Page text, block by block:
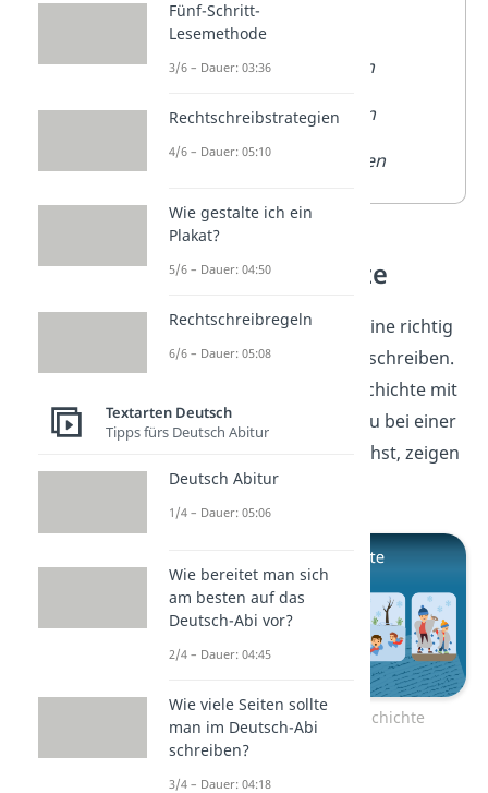
rennen
trödeln
huschen
Bildergeschichte
Super, du kannst jetzt eine richtig
spannende Geschichte schreiben.
Möchtest du deine Geschichte mit
Bildern erzählen? Wie du bei einer
vorgehst, zeigen
wir dir hier!
Zum Video: Bildergeschichte
Fünf-Schritt-
Lesemethode
3/6 – Dauer: 03:36
Rechtschreibstrategien
4/6 – Dauer: 05:10
Wie gestalte ich ein
Plakat?
5/6 – Dauer: 04:50
Rechtschreibregeln
6/6 – Dauer: 05:08
Textarten Deutsch
Tipps fürs Deutsch Abitur
Deutsch Abitur
1/4 – Dauer: 05:06
Wie bereitet man sich
am besten auf das
Deutsch-Abi vor?
2/4 – Dauer: 04:45
Wie viele Seiten sollte
man im Deutsch-Abi
schreiben?
3/4 – Dauer: 04:18